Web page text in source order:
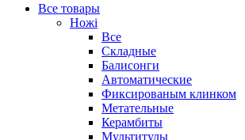
Все товары
Ножі
Все
Складные
Балисонги
Автоматические
Фиксированым клинком
Метательные
Керамбиты
Мультитулы